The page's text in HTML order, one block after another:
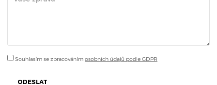
Souhlasím se zpracováním osobních údajů podle GDPR
ODESLAT